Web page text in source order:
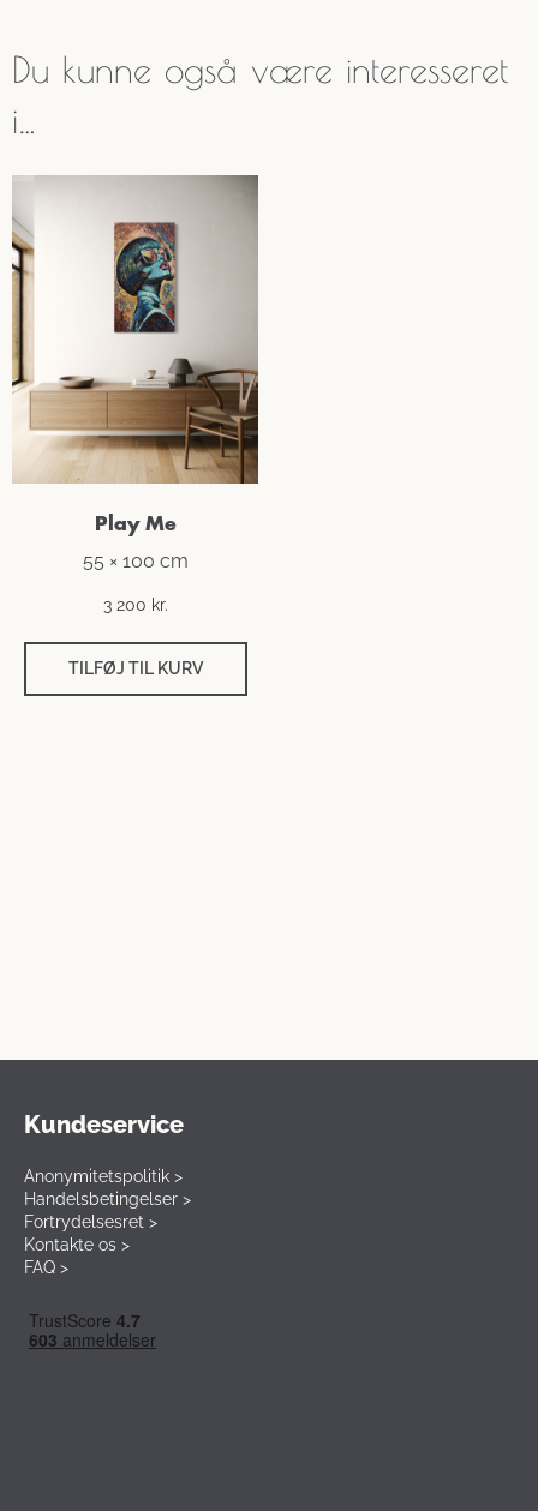
Du kunne også være interesseret
i…
Play Me
55 × 100 cm
3 200 kr.
TILFØJ TIL KURV
Kundeservice
Anonymitetspolitik >
Handelsbetingelser >
Fortrydelsesret >
Kontakte os >
FAQ >